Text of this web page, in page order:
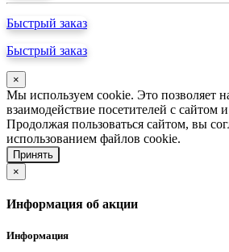
Быстрый заказ
Быстрый заказ
×
Мы используем cookie. Это позволяет
взаимодействие посетителей с сайтом
Продолжая пользоваться сайтом, вы
использованием файлов cookie.
Принять
×
Информация об акции
Информация